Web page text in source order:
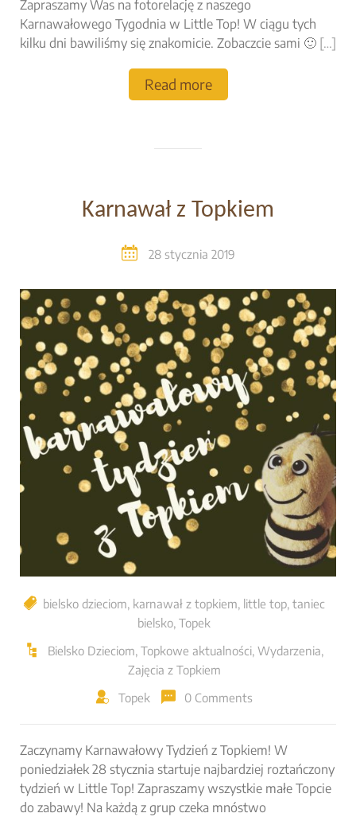
Zapraszamy Was na fotorelację z naszego
Karnawałowego Tygodnia w Little Top! W ciągu tych
kilku dni bawiliśmy się znakomicie. Zobaczcie sami 🙂 […]
Read more
Karnawał z Topkiem
28 stycznia 2019
bielsko dzieciom, karnawał z topkiem, little top, taniec
bielsko, Topek
Bielsko Dzieciom, Topkowe aktualności, Wydarzenia,
Zajęcia z Topkiem
Topek
0 Comments
Zaczynamy Karnawałowy Tydzień z Topkiem! W
poniedziałek 28 stycznia startuje najbardziej roztańczony
tydzień w Little Top! Zapraszamy wszystkie małe Topcie
do zabawy! Na każdą z grup czeka mnóstwo